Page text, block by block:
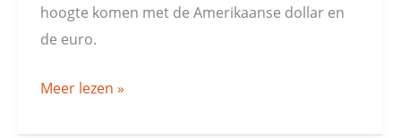
hoogte komen met de Amerikaanse dollar en
de euro.
Meer lezen »